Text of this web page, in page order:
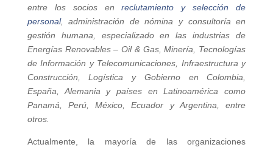
entre los socios enreclutamiento y selección de
personal, administración de nómina y consultoría en
gestión humana, especializado en las industrias de
Energías Renovables – Oil & Gas, Minería, Tecnologías
de Información y Telecomunicaciones, Infraestructura y
Construcción, Logística y Gobierno en Colombia,
España, Alemania y países en Latinoamérica como
Panamá, Perú, México, Ecuador y Argentina, entre
otros.
Actualmente, la mayoría de las organizaciones